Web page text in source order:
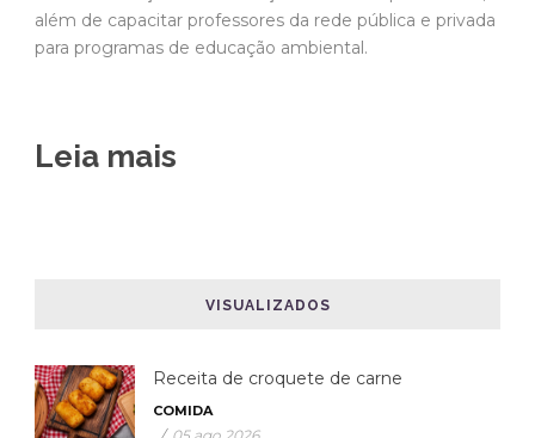
além de capacitar professores da rede pública e privada
para programas de educação ambiental.
Leia mais
VISUALIZADOS
Receita de croquete de carne
COMIDA